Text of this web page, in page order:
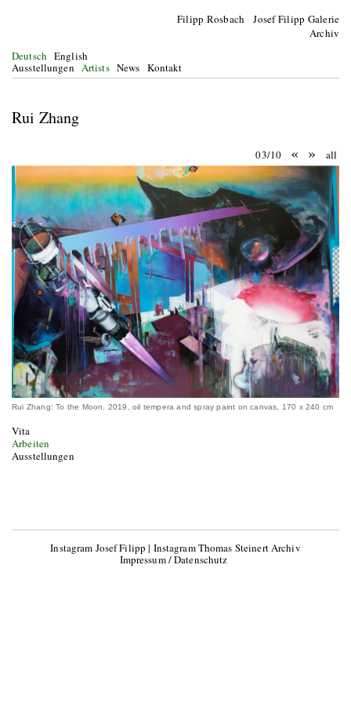
Filipp Rosbach Josef Filipp Galerie
Archiv
Deutsch English
Ausstellungen Artists News Kontakt
Rui Zhang
03/10 « » all
Rui Zhang: To the Moon, 2019, oil tempera and spray paint on canvas, 170 x 240 cm
Vita
Arbeiten
Ausstellungen
Instagram Josef Filipp | Instagram Thomas Steinert Archiv
Impressum / Datenschutz